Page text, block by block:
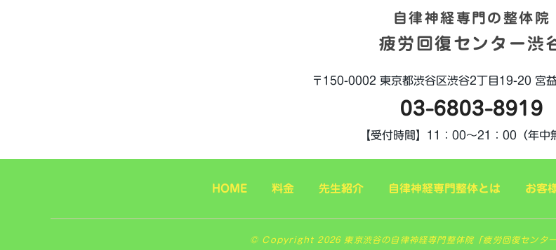
自律神経専門の整体院
疲労回復センター渋
〒150-0002 東京都渋谷区渋谷2丁目19-20 宮
03-6803-8919
【受付時間】 11：00～21：00（年中
HOME 料金 先生紹介 自律神経専門整体とは お客
© Copyright 2026 東京渋谷の自律神経専門整体院「疲労回復セン